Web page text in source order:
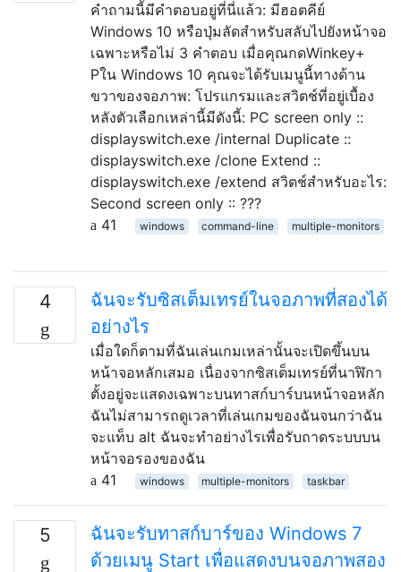
คำถามนี้มีคำตอบอยู่ที่นี่แล้ว: มีฮอตคีย์
Windows 10 หรือปุ่มลัดสำหรับสลับไปยังหน้าจอ
เฉพาะหรือไม่ 3 คำตอบ เมื่อคุณกดWinkey+
Pใน Windows 10 คุณจะได้รับเมนูนี้ทางด้าน
ขวาของจอภาพ: โปรแกรมและสวิตช์ที่อยู่เบื้อง
หลังตัวเลือกเหล่านี้มีดังนี้: PC screen only ::
displayswitch.exe /internal Duplicate ::
displayswitch.exe /clone Extend ::
displayswitch.exe /extend สวิตช์สำหรับอะไร:
Second screen only :: ???
41
windows command-line multiple-monitors
4
ฉันจะรับซิสเต็มเทรย์ในจอภาพที่สองได้
อย่างไร
เมื่อใดก็ตามที่ฉันเล่นเกมเหล่านั้นจะเปิดขึ้นบน
หน้าจอหลักเสมอ เนื่องจากซิสเต็มเทรย์ที่นาฬิกา
ตั้งอยู่จะแสดงเฉพาะบนทาสก์บาร์บนหน้าจอหลัก
ฉันไม่สามารถดูเวลาที่เล่นเกมของฉันจนกว่าฉัน
จะแท็บ alt ฉันจะทำอย่างไรเพื่อรับถาดระบบบน
หน้าจอรองของฉัน
41
windows multiple-monitors taskbar
5
ฉันจะรับทาสก์บาร์ของ Windows 7
ด้วยเมนู Start เพื่อแสดงบนจอภาพสอง